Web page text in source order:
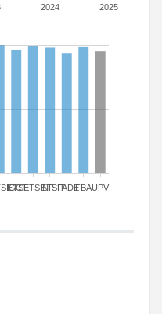
2024 2025
ETSIIETSINFETSITFADEFBAUPV